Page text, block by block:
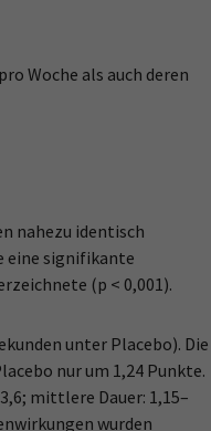
Woche als auch deren
nahezu identisch
eine signifikante
(p < 0,001).
unter Placebo). Die
nur um 1,24 Punkte.
mittlere Dauer: 1,15–
wurden